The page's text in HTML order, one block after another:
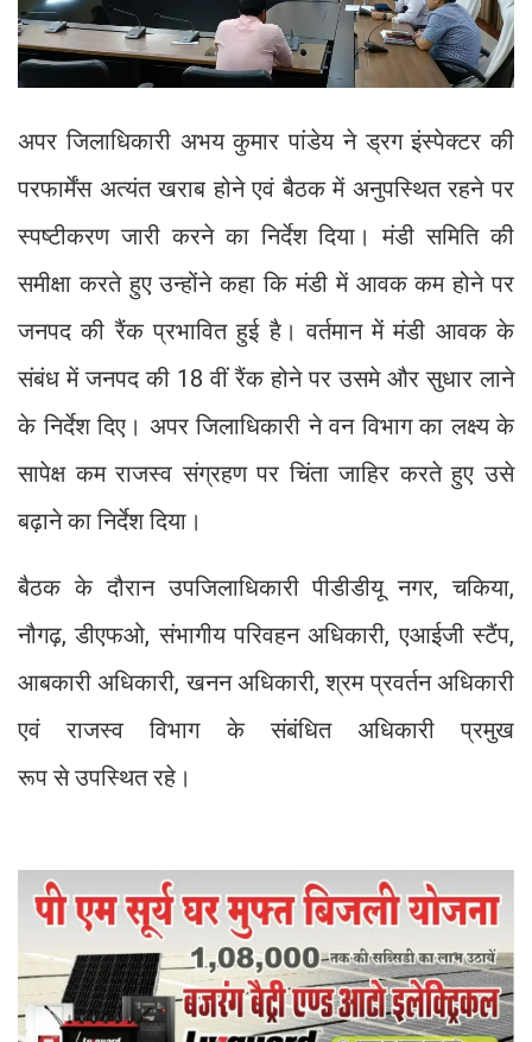
अपर जिलाधिकारी अभय कुमार पांडेय ने ड्रग इंस्पेक्टर की
परफार्मेंस अत्यंत खराब होने एवं बैठक में अनुपस्थित रहने पर
स्पष्टीकरण जारी करने का निर्देश दिया। मंडी समिति की
समीक्षा करते हुए उन्होंने कहा कि मंडी में आवक कम होने पर
जनपद की रैंक प्रभावित हुई है। वर्तमान में मंडी आवक के
संबंध में जनपद की 18 वीं रैंक होने पर उसमे और सुधार लाने
के निर्देश दिए। अपर जिलाधिकारी ने वन विभाग का लक्ष्य के
सापेक्ष कम राजस्व संग्रहण पर चिंता जाहिर करते हुए उसे
बढ़ाने का निर्देश दिया।
बैठक के दौरान उपजिलाधिकारी पीडीडीयू नगर, चकिया,
नौगढ़, डीएफओ, संभागीय परिवहन अधिकारी, एआईजी स्टैंप,
आबकारी अधिकारी, खनन अधिकारी, श्रम प्रवर्तन अधिकारी
एवं राजस्व विभाग के संबंधित अधिकारी प्रमुख
रूप से उपस्थित रहे।